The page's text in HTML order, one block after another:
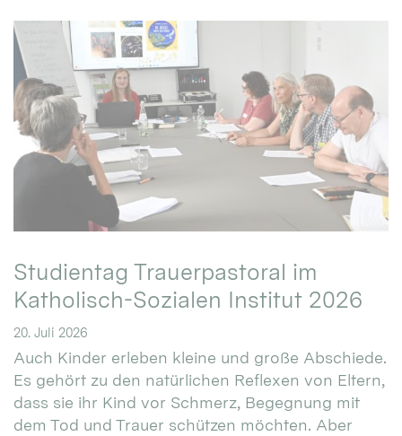
Studientag Trauerpastoral im
Katholisch-Sozialen Institut 2026
20. Juli 2026
Auch Kinder erleben kleine und große Abschiede.
Es gehört zu den natürlichen Reflexen von Eltern,
dass sie ihr Kind vor Schmerz, Begegnung mit
dem Tod und Trauer schützen möchten. Aber